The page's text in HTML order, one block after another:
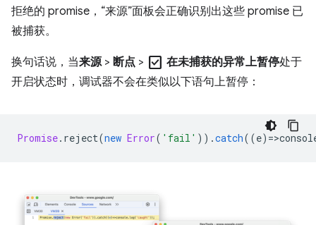
拒绝的 promise，“来源”面板会正确识别出这些 promise 已
被捕获。
换句话说，当来源> 断点 > check_box 在未捕获的异常上暂停处于
开启状态时，调试器不会在类似以下语句上暂停：
Promise. reject(new Error( 'fail' )).catch((e) =>